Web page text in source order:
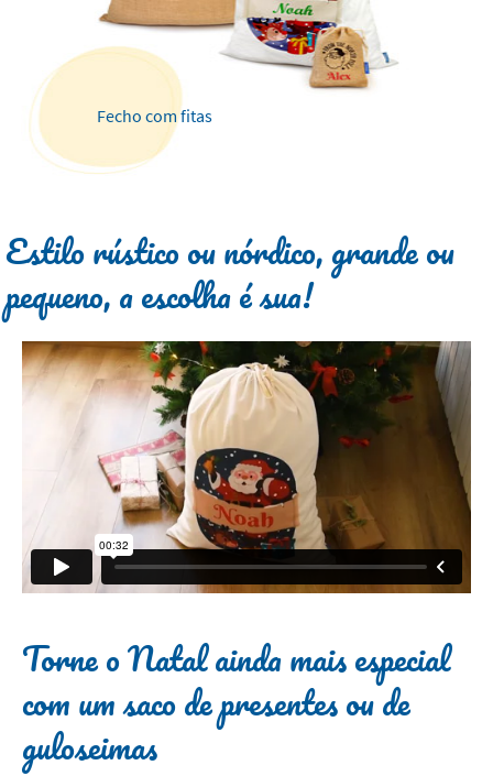
Fecho com fitas
Estilo rústico ou nórdico, grande ou
pequeno, a escolha é sua!
Torne o Natal ainda mais especial
com um saco de presentes ou de
guloseimas